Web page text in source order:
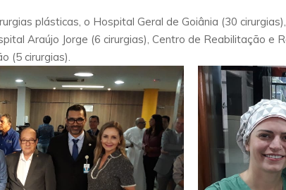
plásticas, o Hospital Geral de Goiânia (30
Araújo Jorge (6 cirurgias), Centro de Reabilitação e
(5 cirurgias).